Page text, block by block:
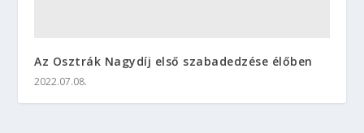
Az Osztrák Nagydíj első szabadedzése élőben
2022.07.08.